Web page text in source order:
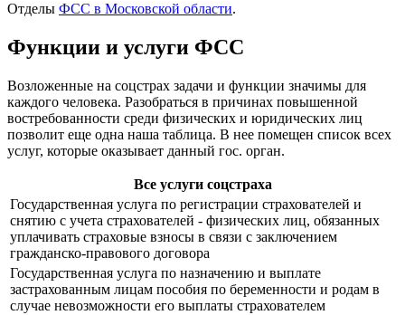
Отделы ФСС в Московской области.
Функции и услуги ФСС
Возложенные на соцстрах задачи и функции значимы для
каждого человека. Разобраться в причинах повышенной
востребованности среди физических и юридических лиц
позволит еще одна наша таблица. В нее помещен список всех
услуг, которые оказывает данный гос. орган.
Все услуги соцстраха
Государственная услуга по регистрации страхователей и
снятию с учета страхователей - физических лиц, обязанных
уплачивать страховые взносы в связи с заключением
гражданско-правового договора
Государственная услуга по назначению и выплате
застрахованным лицам пособия по беременности и родам в
случае невозможности его выплаты страхователем